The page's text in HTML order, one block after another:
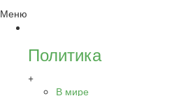
Меню
Политика
+
В мире